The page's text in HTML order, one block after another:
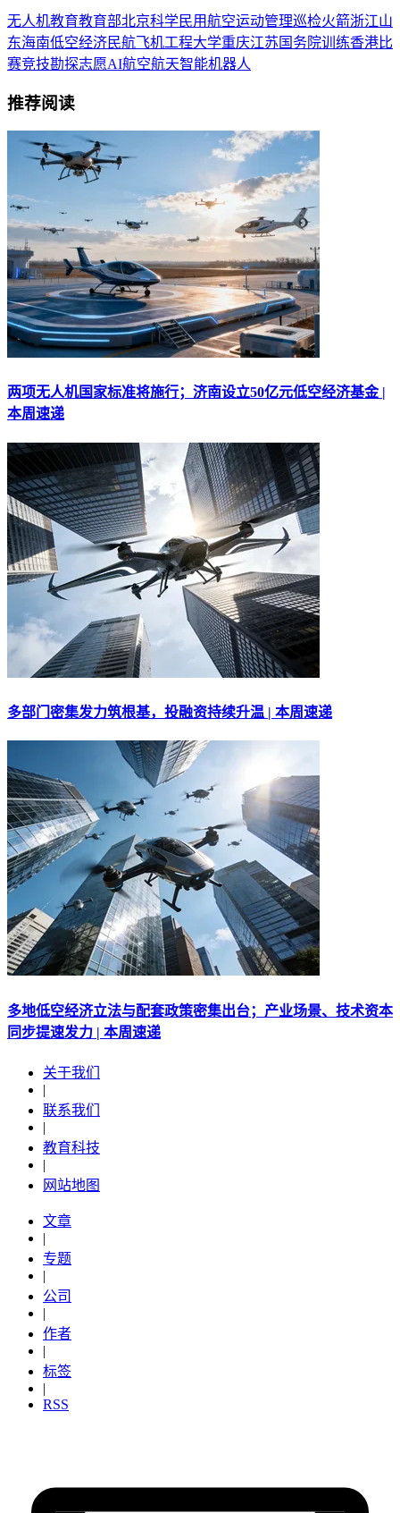
无人机教育教育部北京科学民用航空运动管理巡检火箭浙江山
东海南低空经济民航飞机工程大学重庆江苏 国务院训练香港比
赛竞技勘探志愿AI航空航天智能机器人
推荐阅读
两项无人机国家标准将施行；济南设立50亿元低空经济基金 |
本周速递
多部门密集发力筑根基，投融资持续升温 | 本周速递
多地低空经济立法与配套政策密集出台；产业场景、技术资本
同步提速发力 | 本周速递
关于我们
|
联系我们
|
教育科技
|
网站地图
文章
|
专题
|
公司
|
作者
|
标签
|
RSS